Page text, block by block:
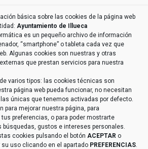
básica sobre las cookies de la página web
Ayuntamiento de Illueca
es un pequeño archivo de información
“smartphone” o tableta cada vez que
Algunas cookies son nuestras y otras
que prestan servicios para nuestra
varios tipos: las cookies técnicas son
página web pueda funcionar, no necesitan
únicas que tenemos activadas por defecto.
para mejorar nuestra página, para
preferencias, o para poder mostrarte
búsquedas, gustos e intereses personales.
cookies pulsando el botón ACEPTAR o
uso clicando en el apartado PREFERENCIAS.
establecida al efecto / Destinatarios »
sólo el personal de nuestra
debidamente autorizado podrá tener
la información que le pedimos /
derecho a saber qué información
corregirla y eliminarla, tal y
en la información adicional
página web / Información
información en el apartado“POLÍTICA
de nuestra página web / Datos de
aeneriz@audidat.com